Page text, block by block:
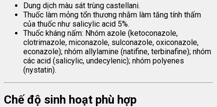
Dung dịch màu sát trùng castellani.
Thuốc làm mỏng tổn thương nhằm làm tăng tính thấm
của thuốc như salicylic acid 5%.
Thuốc kháng nấm: Nhóm azole (ketoconazole,
clotrimazole, miconazole, sulconazole, oxiconazole,
econazole); nhóm allylamine (natifine, terbinafine); nhóm
các acid (salicylic, undecylenic); nhóm polyenes
(nystatin).
Chế độ sinh hoạt phù hợp